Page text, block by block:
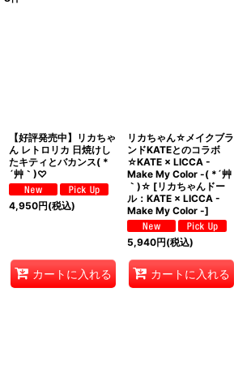
絞り込む
【好評発売中】リカちゃ
ん レトロリカ 日焼けし
たキティとバカンス( *
´艸｀)♡
4,950円(税込)
カートに入れる
リカちゃん☆メイクブラ
ンドKATEとのコラボ
☆KATE × LICCA -
Make My Color -( *´艸
｀)☆ [リカちゃんドー
ル：KATE × LICCA -
Make My Color -]
5,940円(税込)
カートに入れる